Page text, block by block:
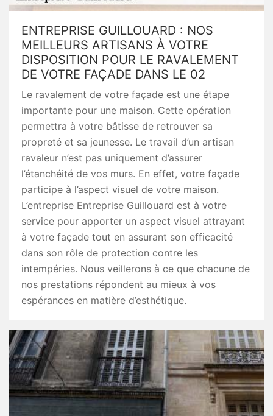
ENTREPRISE GUILLOUARD : NOS
MEILLEURS ARTISANS À VOTRE
DISPOSITION POUR LE RAVALEMENT
DE VOTRE FAÇADE DANS LE 02
Le ravalement de votre façade est une étape
importante pour une maison. Cette opération
permettra à votre bâtisse de retrouver sa
propreté et sa jeunesse. Le travail d’un artisan
ravaleur n’est pas uniquement d’assurer
l’étanchéité de vos murs. En effet, votre façade
participe à l’aspect visuel de votre maison.
L’entreprise Entreprise Guillouard est à votre
service pour apporter un aspect visuel attrayant
à votre façade tout en assurant son efficacité
dans son rôle de protection contre les
intempéries. Nous veillerons à ce que chacune de
nos prestations répondent au mieux à vos
espérances en matière d’esthétique.